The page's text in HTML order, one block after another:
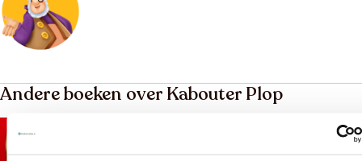
Andere boeken over Kabouter Plop